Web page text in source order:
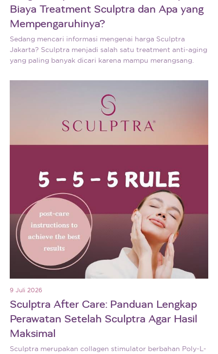
Biaya Treatment Sculptra dan Apa yang
Mempengaruhinya?
Sedang mencari informasi mengenai harga Sculptra
Jakarta? Sculptra menjadi salah satu treatment anti-aging
yang paling banyak dicari karena mampu merangsang.
9 Juli 2026
Sculptra After Care: Panduan Lengkap
Perawatan Setelah Sculptra Agar Hasil
Maksimal
Sculptra merupakan collagen stimulator berbahan Poly-L-